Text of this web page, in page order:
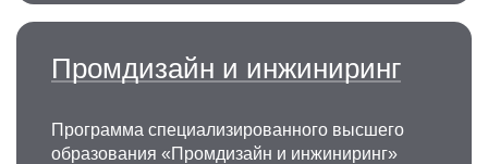
Промдизайн и инжиниринг
Программа специализированного высшего
образования «Промдизайн и инжиниринг»